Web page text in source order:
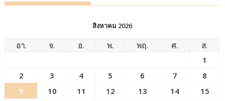
สิงหาคม 2026
อา. จ. อ. พ. พฤ. ศ.
ส.
1
2
3 4 5 6 7
8
9
10 11 12 13 14
15